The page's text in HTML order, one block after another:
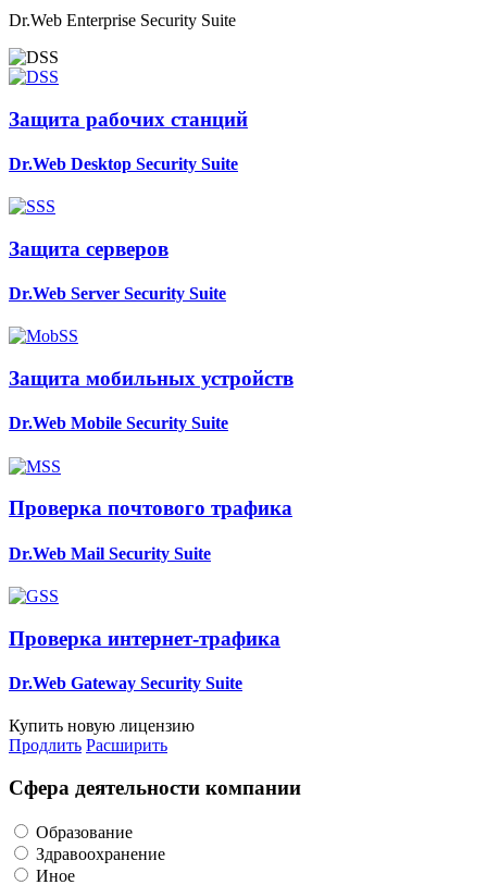
Dr.Web Enterprise Security Suite
Защита рабочих станций
Dr.Web Desktop Security Suite
Защита серверов
Dr.Web Server Security Suite
Защита мобильных устройств
Dr.Web Mobile Security Suite
Проверка почтового трафика
Dr.Web Mail Security Suite
Проверка интернет-трафика
Dr.Web Gateway Security Suite
Купить новую лицензию
Продлить Расширить
Сфера деятельности компании
Образование
Здравоохранение
Иное